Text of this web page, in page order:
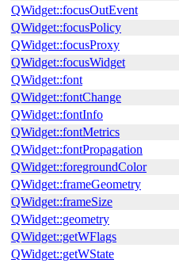
QWidget::focusOutEvent
QWidget::focusPolicy
QWidget::focusProxy
QWidget::focusWidget
QWidget::font
QWidget::fontChange
QWidget::fontInfo
QWidget::fontMetrics
QWidget::fontPropagation
QWidget::foregroundColor
QWidget::frameGeometry
QWidget::frameSize
QWidget::geometry
QWidget::getWFlags
QWidget::getWState